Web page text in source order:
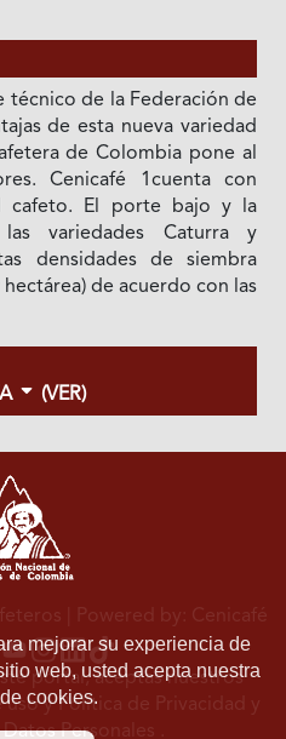
técnico de la Federación de
de esta nueva variedad
de Colombia pone al
Cenicafé 1cuenta con
cafeto. El porte bajo y la
variedades Caturra y
densidades de siembra
de acuerdo con las
(VER)
mejorar su experiencia de
web, usted acepta nuestra
cookies.
| Powered by: Cenicafé
portal, aceptas nuestros
usoyPolítica de Privacidad y
Personales